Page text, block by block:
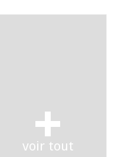
+
voir tout